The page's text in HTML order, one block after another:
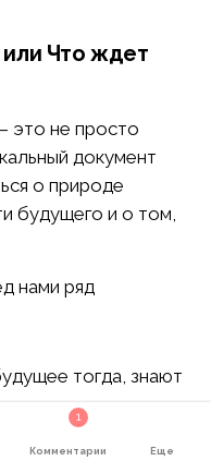
или Что ждет
это не просто
документ
о природе
будущего и о том,
нами ряд
тогда, знают
своих откровений
Комментарии
1
Еще